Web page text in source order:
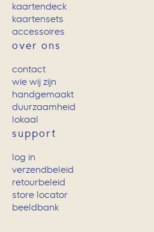
kaartendeck
kaartensets
accessoires
over ons
contact
wie wij zijn
handgemaakt
duurzaamheid
lokaal
support
log in
verzendbeleid
retourbeleid
store locator
beeldbank